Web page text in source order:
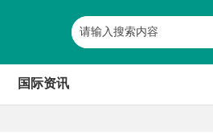
国际资讯